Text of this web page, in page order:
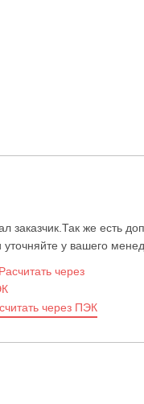
же есть
уточняйте у вашего
через ПЭК